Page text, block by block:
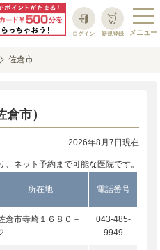
新規登録
ログイン
佐倉市
市）
2026年8月7日現在
、ネット予約まで可能な医院です。
所在地 電話番号
倉市寺崎１６８０－
２
043-485-
9949